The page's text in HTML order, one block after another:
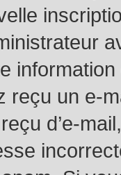
reçu un e-
d’e-